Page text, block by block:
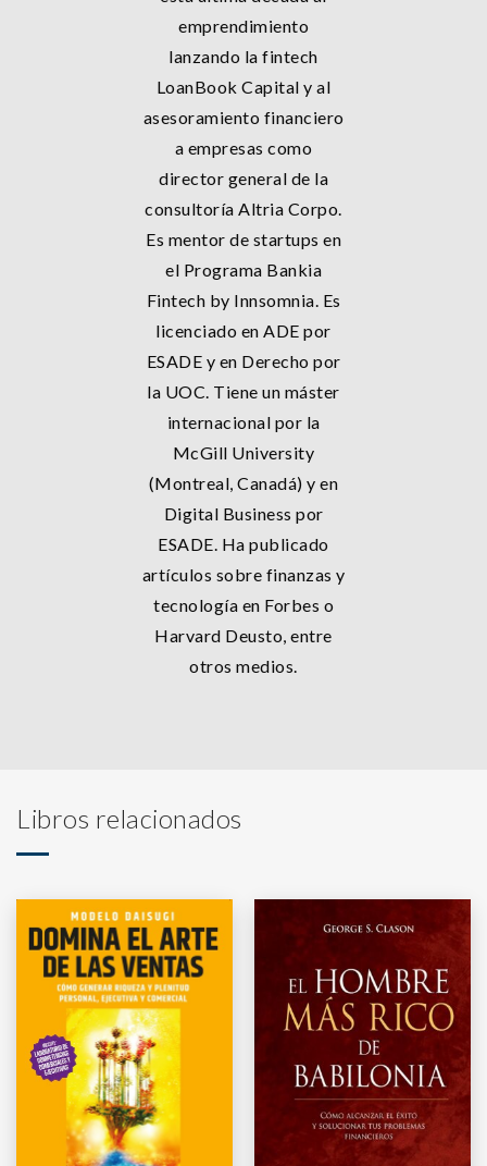
emprendimiento
lanzando la fintech
LoanBook Capital y al
asesoramiento financiero
a empresas como
director general de la
consultoría Altria Corpo.
Es mentor de startups en
el Programa Bankia
Fintech by Innsomnia. Es
licenciado en ADE por
ESADE y en Derecho por
la UOC. Tiene un máster
internacional por la
McGill University
(Montreal, Canadá) y en
Digital Business por
ESADE. Ha publicado
artículos sobre finanzas y
tecnología en Forbes o
Harvard Deusto, entre
otros medios.
Libros relacionados